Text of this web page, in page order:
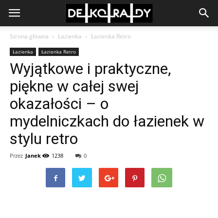
Strona główna Łazienka Łazienka Retro
Łazienka Łazienka Retro
Wyjątkowe i praktyczne,
piękne w całej swej
okazałości – o
mydelniczkach do łazienek w
stylu retro
Przez Janek 1238 0